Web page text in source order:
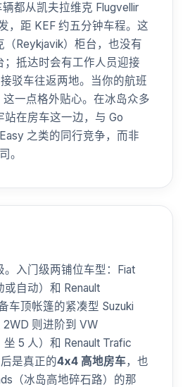
都从凯夫拉维克 Flugvellir
，距 KEF 约五分钟车程。这
（Reykjavik）柜台，也没有
；抵达时会有工作人员迎接
驳车往返两地。当你的航班
这一点格外贴心。在冰岛众多
在房车这一边，与 Go
之类的同行竞争，而非
。
。入门级两铺位车型：Fiat
自动）和 Renault
车顶帐篷的紧凑型 Suzuki
则进阶到 VW
5 人）和 Renault Trafic
是真正的4x4 高地房车，也
（冰岛高地碎石路）的那